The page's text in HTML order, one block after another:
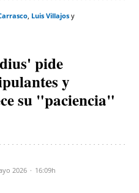
Luis Villajos
pide
y
su "paciencia"
2026 16:09h